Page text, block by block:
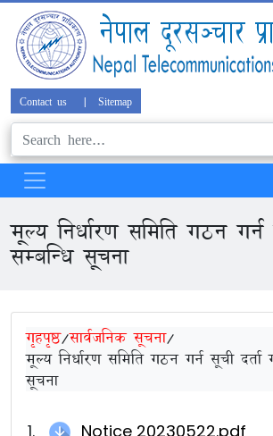
Contact us | Sitemap
मूल्य निर्धारण समिति गठन गर्न
सम्बन्धि सूचना
गृहपृष्ठ/सार्वजनिक सूचना/
मूल्य निर्धारण समिति गठन गर्न सूची दर्ता
सूचना
Notice 20230522.pdf